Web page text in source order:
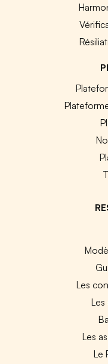
Les
Les
Les
Le